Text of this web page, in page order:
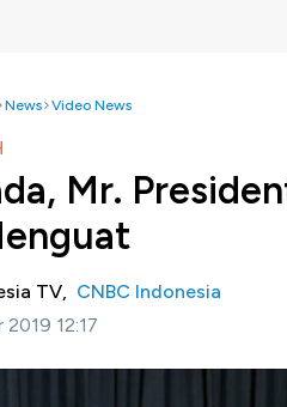
News Video News
Mr.
TV, CNBC Indonesia
12:17
-Diplomat AS di